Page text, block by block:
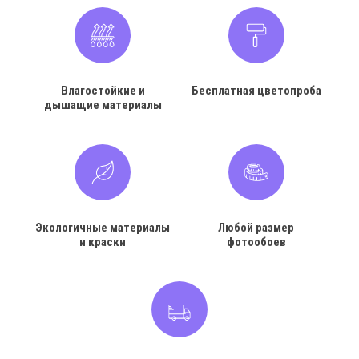
Влагостойкие и
дышащие материалы
Бесплатная цветопроба
Экологичные материалы
и краски
Любой размер
фотообоев